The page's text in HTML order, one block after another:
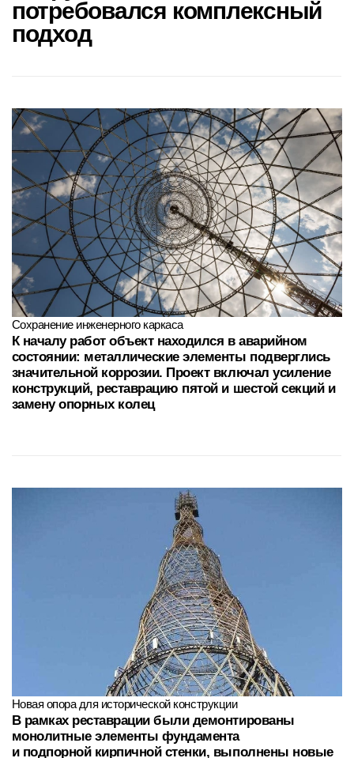
конструкций, реставрацию пятой и шестой секций и
замену опорных колец
Новая опора для исторической конструкции
В рамках реставрации были демонтированы
монолитные элементы фундамента
и подпорной кирпичной стенки, выполнены новые
проекты
Многофункциональный
Благоустройство